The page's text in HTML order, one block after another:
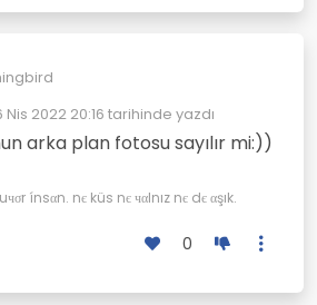
masaüstü klasörleri görünsün
kullanıyorum.
Nis 2022 20:16 tarihinde yazdı
düzenleyen:
arka plan fotosu sayılır mi:))
ínsαn. nє küs nє чαlnız nє dє αşık.
0